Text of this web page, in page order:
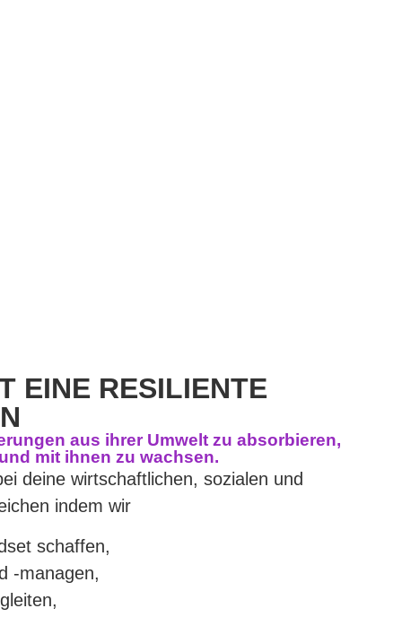
EINE RESILIENTE
aus ihrer Umwelt zu absorbieren,
mit ihnen zu wachsen.
deine wirtschaftlichen, sozialen und
indem wir
schaffen,
-managen,